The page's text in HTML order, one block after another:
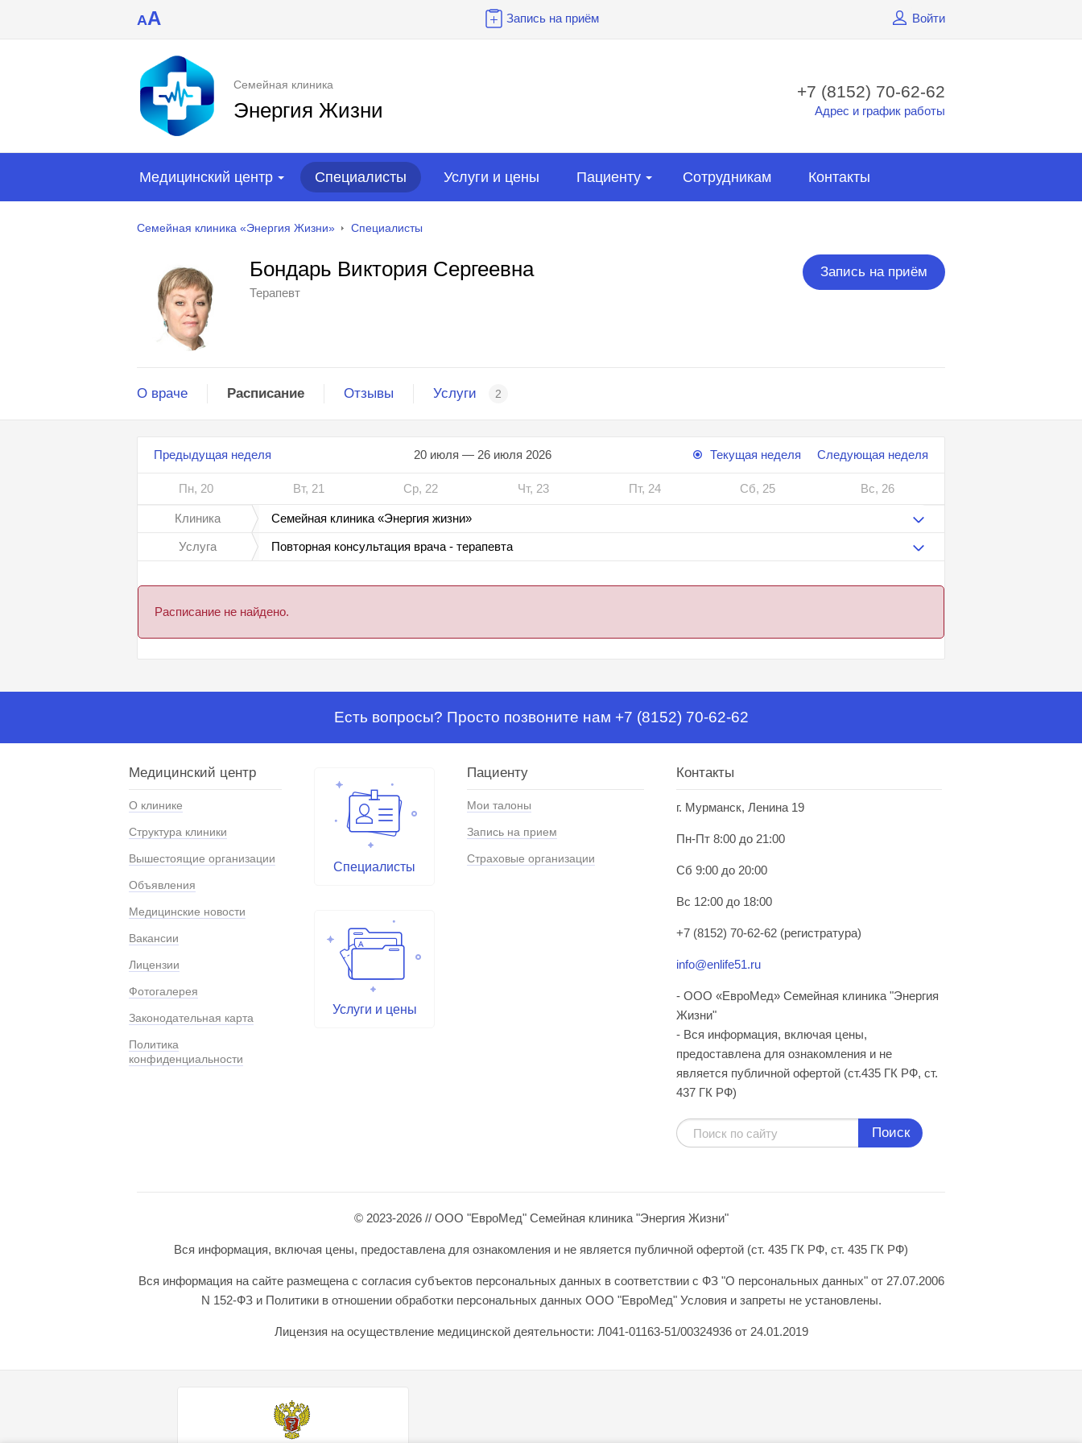
AA Запись на приём Войти
Семейная клиника
Энергия Жизни
+7 (8152) 70-62-62
Адрес и график работы
Медицинский центр Специалисты Услуги и цены Пациенту Сотрудникам Контакты
Семейная клиника «Энергия Жизни» Специалисты
Бондарь Виктория Сергеевна
Терапевт
Запись на приём
О враче Расписание Отзывы Услуги 2
Следующая неделя
Текущая неделя
Предыдущая неделя 20 июля — 26 июля 2026
Пн, 20 Вт, 21 Ср, 22 Чт, 23 Пт, 24 Сб, 25 Вс, 26
Клиника Семейная клиника «Энергия жизни»
Услуга Повторная консультация врача - терапевта
Расписание не найдено.
Есть вопросы? Просто позвоните нам +7 (8152) 70-62-62
Медицинский центр
О клинике
Структура клиники
Вышестоящие организации
Объявления
Медицинские новости
Вакансии
Лицензии
Фотогалерея
Законодательная карта
Политика
конфиденциальности
Специалисты
Услуги и цены
Пациенту
Мои талоны
Запись на прием
Страховые организации
Контакты
г. Мурманск, Ленина 19
Пн-Пт 8:00 до 21:00
Сб 9:00 до 20:00
Вс 12:00 до 18:00
+7 (8152) 70-62-62 (регистратура)
info@enlife51.ru
- ООО «ЕвроМед» Семейная клиника "Энергия
Жизни"
- Вся информация, включая цены,
предоставлена для ознакомления и не
является публичной офертой (ст.435 ГК РФ, cт.
437 ГК РФ)
Поиск
© 2023-2026 // ООО "ЕвроМед" Семейная клиника "Энергия Жизни"
Вся информация, включая цены, предоставлена для ознакомления и не является публичной офертой (ст. 435 ГК РФ, ст. 435 ГК РФ)
Вся информация на сайте размещена с согласия субъектов персональных данных в соответствии с ФЗ "О персональных данных" от 27.07.2006
N 152-ФЗ и Политики в отношении обработки персональных данных ООО "ЕвроМед" Условия и запреты не установлены.
Лицензия на осуществление медицинской деятельности: Л041-01163-51/00324936 от 24.01.2019